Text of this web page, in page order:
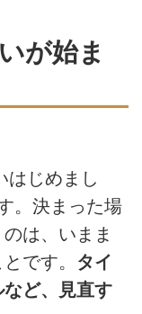
が始ま
はじめまし
。決まった場
は、いまま
です。 タイ
ど、見直す